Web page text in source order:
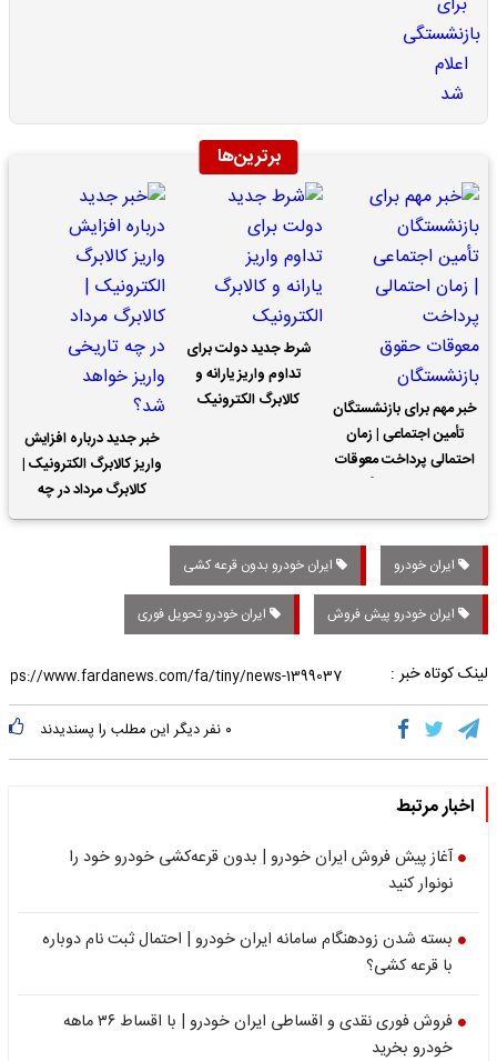
برترین‌ها
خبر مهم برای بازنشستگان
تأمین اجتماعی | زمان
احتمالی پرداخت معوقات
شرط جدید دولت برای
تداوم واریز یارانه و
کالابرگ الکترونیک
خبر جدید درباره افزایش
واریز کالابرگ الکترونیک |
کالابرگ مرداد در چه
تاریخی واریز خواهد شد؟
ایران خودرو ایران خودرو بدون قرعه کشی
ایران خودرو پیش فروش ایران خودرو تحویل فوری
لینک کوتاه خبر :
۰ نفر دیگر این مطلب را پسندیدند
اخبار مرتبط
آغاز پیش فروش ایران خودرو | بدون قرعه‌کشی خودرو خود را
نونوار کنید
بسته شدن زودهنگام سامانه ایران خودرو | احتمال ثبت نام دوباره
با قرعه کشی؟
فروش فوری نقدی و اقساطی ایران خودرو | با اقساط ۳۶ ماهه
خودرو بخرید